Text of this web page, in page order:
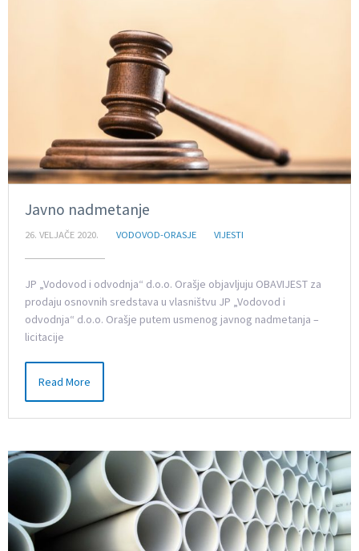
Javno nadmetanje
26. VELJAČE 2020. VODOVOD-ORASJE VIJESTI
JP „Vodovod i odvodnja“ d.o.o. Orašje objavljuju OBAVIJEST za
prodaju osnovnih sredstava u vlasništvu JP „Vodovod i
odvodnja“ d.o.o. Orašje putem usmenog javnog nadmetanja –
licitacije
Read More